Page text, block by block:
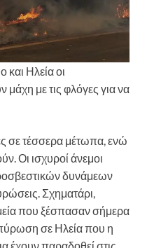
Ηλεία οι
μάχη με τις φλόγες για να
σε τέσσερα μέτωπα, ενώ
Οι ισχυροί άνεμοι
δυνάμεων
Σχηματάρι,
που ξέσπασαν σήμερα
σε Ηλεία που η